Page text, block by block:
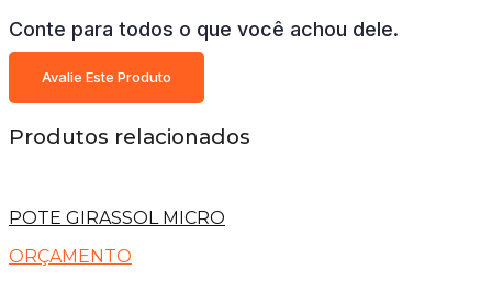
Conte para todos o que você achou dele.
Avalie Este Produto
Produtos relacionados
POTE GIRASSOL MICRO
ORÇAMENTO